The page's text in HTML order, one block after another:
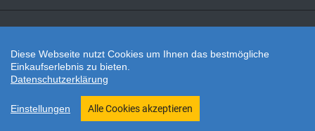
Twitter
Shop erstellt mit VersaCommerce.
Diese Webseite nutzt Cookies um Ihnen das bestmögliche
Einkaufserlebnis zu bieten.
Datenschutzerklärung
Einstellungen Alle Cookies akzeptieren